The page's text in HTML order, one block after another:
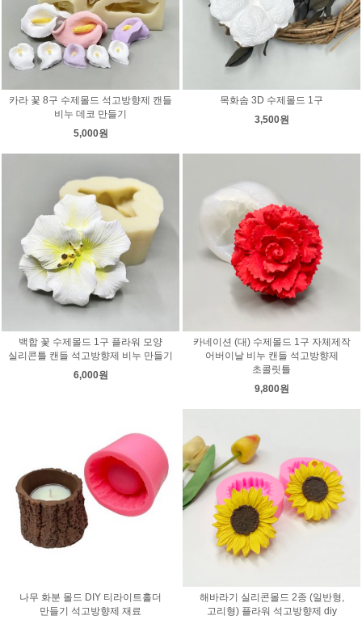
카라 꽃 8구 수제몰드 석고방향제 캔들
비누 데코 만들기
5,000원
목화솜 3D 수제몰드 1구
3,500원
백합 꽃 수제몰드 1구 플라워 모양
실리콘틀 캔들 석고방향제 비누 만들기
6,000원
카네이션 (대) 수제몰드 1구 자체제작
어버이날 비누 캔들 석고방향제
초콜릿틀
9,800원
나무 화분 몰드 DIY 티라이트홀더
만들기 석고방향제 재료
해바라기 실리콘몰드 2종 (일반형,
고리형) 플라워 석고방향제 diy